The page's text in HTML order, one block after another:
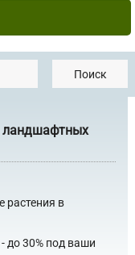
Поиск
ландшафтных
в
до 30% под ваши